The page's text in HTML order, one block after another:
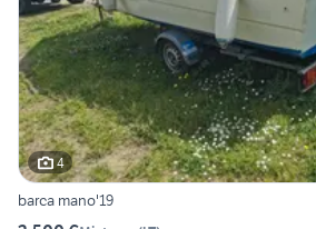
4
barca mano'19